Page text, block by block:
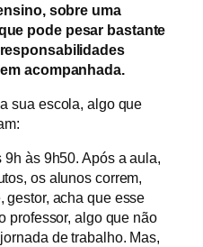
sobre uma
pode pesar bastante
acompanhada.
sua escola, algo que
às 9h50. Após a aula,
os alunos correm,
gestor, acha que esse
professor, algo que não
de trabalho. Mas,